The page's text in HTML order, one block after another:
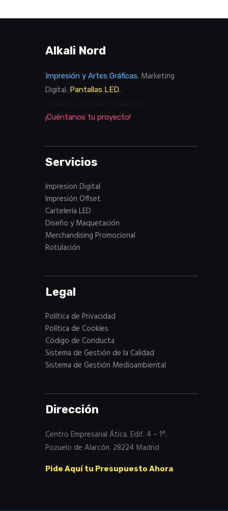
Alkali Nord
Impresión y Artes Gráficas. Marketing
Digital. Pantallas LED.
¡Cuéntanos tu proyecto!
Servicios
Impresion Digital
Impresión Offset
Cartelería LED
Diseño y Maquetación
Merchandising Promocional
Rotulación
Legal
Política de Privacidad
Política de Cookies
Código de Conducta
Sistema de Gestión de la Calidad
Sistema de Gestión Medioambiental
Dirección
Centro Empresarial Ática. Edif. 4 – 1ª.
Pozuelo de Alarcón. 28224 Madrid
Pide Aquí tu Presupuesto Ahora